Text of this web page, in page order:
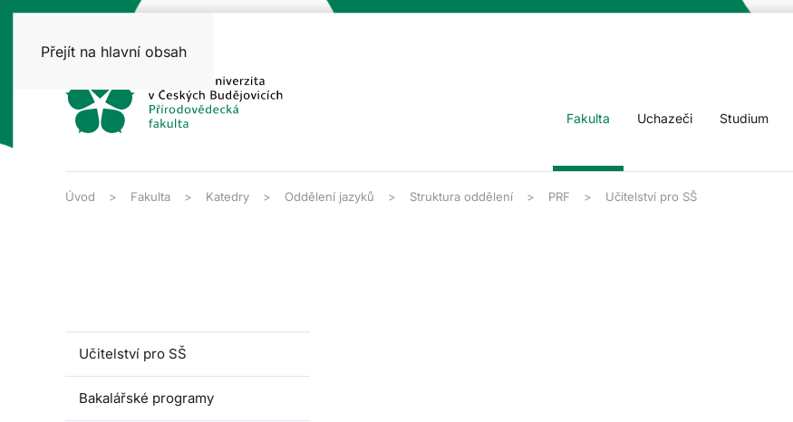
Přejít na hlavní obsah
Fakulta Uchazeči Studium
Úvod Fakulta Katedry Oddělení jazyků Struktura oddělení PRF Učitelství pro SŠ
Učitelství pro SŠ
Bakalářské programy